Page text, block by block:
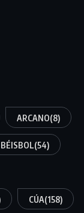
ARCANO(8)
BÉISBOL(54)
CÚA(158)